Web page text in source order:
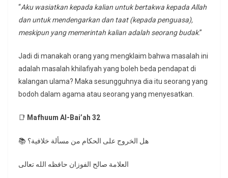
“Aku wasiatkan kepada kalian untuk bertakwa kepada Allah
dan untuk mendengarkan dan taat (kepada penguasa),
meskipun yang memerintah kalian adalah seorang budak.”
Jadi di manakah orang yang mengklaim bahwa masalah ini
adalah masalah khilafiyah yang boleh beda pendapat di
kalangan ulama? Maka sesungguhnya dia itu seorang yang
bodoh dalam agama atau seorang yang menyesatkan.
📑 Mafhuum Al-Bai’ah 32
📚 هل الخروج على الحكام من مسألة خلافية؟
العلامة صالح الفوزان حافظه الله تعالى